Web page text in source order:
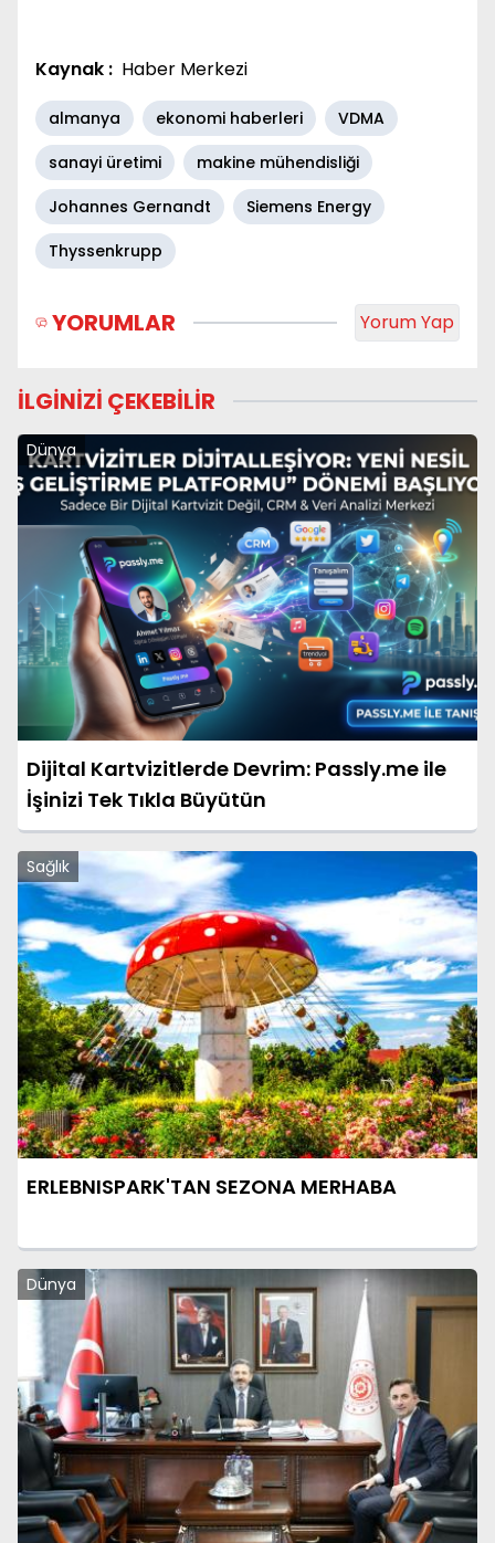
Kaynak : Haber Merkezi
almanya ekonomi haberleri
VDMA
sanayi üretimi
makine mühendisliği
Johannes Gernandt
Siemens Energy
Thyssenkrupp
YORUMLAR Yorum Yap
İLGİNİZİ ÇEKEBİLİR
Dünya
Dijital Kartvizitlerde Devrim: Passly.me ile
İşinizi Tek Tıkla Büyütün
Sağlık
ERLEBNISPARK'TAN SEZONA MERHABA
Dünya